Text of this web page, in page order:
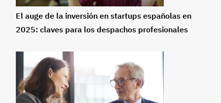
El auge de la inversión en startups españolas en
2025: claves para los despachos profesionales